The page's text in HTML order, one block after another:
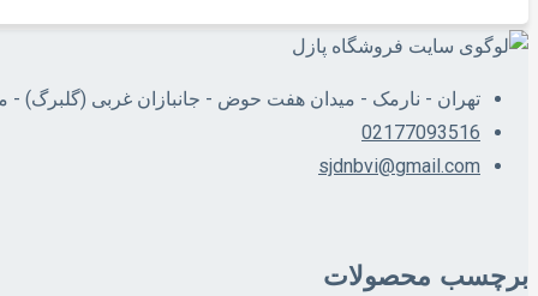
تهران - نارمک - میدان هفت حوض - جانبازان غربی (گلبرگ)
02177093516
sjdnbvi@gmail.com
برچسب محصولات